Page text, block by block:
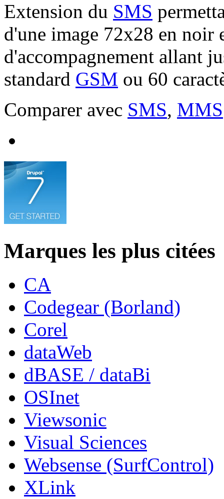
Extension du SMS
d'une image 72x28 en noir
d'accompagnement allant
standard GSM ou 60
Comparer avec SMS, MMS
Marques les plus citées
CA
Codegear (Borland)
Corel
dataWeb
dBASE / dataBi
OSInet
Viewsonic
Visual Sciences
Websense (SurfControl)
XLink